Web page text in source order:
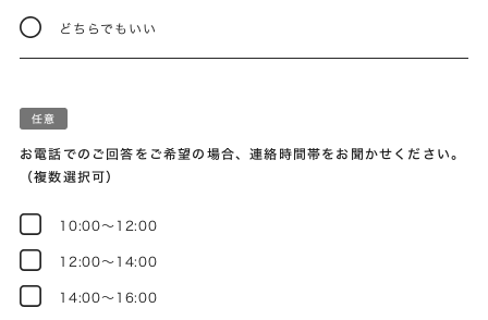
どちらでもいい
お電話でのご回答をご希望の場合、連絡時間帯をお聞かせください。
（複数選択可）
10:00～12:00
12:00～14:00
14:00～16:00